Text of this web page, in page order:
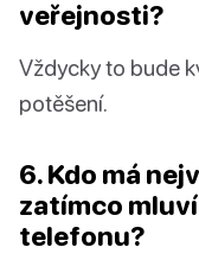
veřejnosti?
Vždycky to bude
potěšení.
6. Kdo má
zatímco
telefonu?